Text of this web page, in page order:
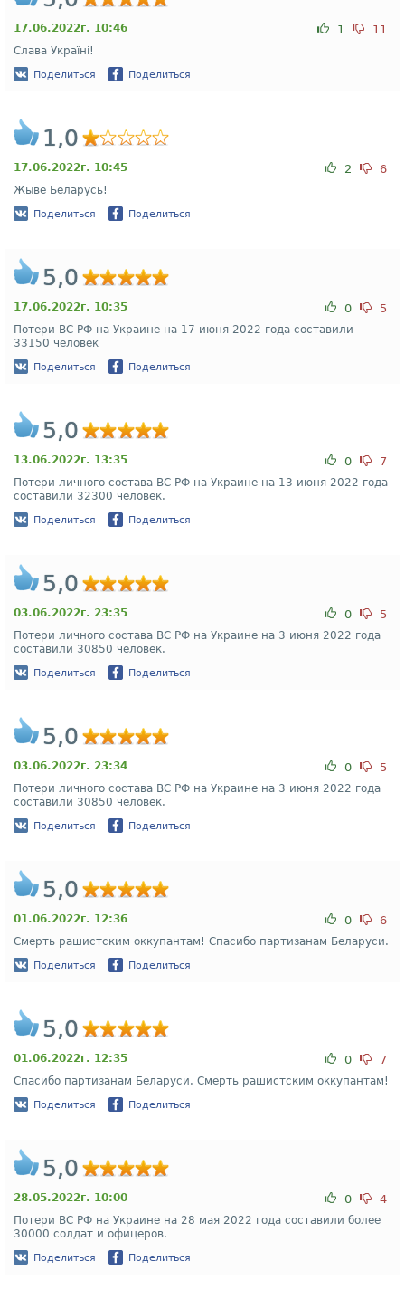
17.06.2022г. 10:46 1 11
Слава Україні!
Поделиться Поделиться
1,0
17.06.2022г. 10:45 2 6
Жыве Беларусь!
Поделиться Поделиться
5,0
17.06.2022г. 10:35 0 5
Потери ВС РФ на Украине на 17 июня 2022 года составили
33150 человек
Поделиться Поделиться
5,0
13.06.2022г. 13:35 0 7
Потери личного состава ВС РФ на Украине на 13 июня 2022 года
составили 32300 человек.
Поделиться Поделиться
5,0
03.06.2022г. 23:35 0 5
Потери личного состава ВС РФ на Украине на 3 июня 2022 года
составили 30850 человек.
Поделиться Поделиться
5,0
03.06.2022г. 23:34 0 5
Потери личного состава ВС РФ на Украине на 3 июня 2022 года
составили 30850 человек.
Поделиться Поделиться
5,0
01.06.2022г. 12:36 0 6
Смерть рашистским оккупантам! Спасибо партизанам Беларуси.
Поделиться Поделиться
5,0
01.06.2022г. 12:35 0 7
Спасибо партизанам Беларуси. Смерть рашистским оккупантам!
Поделиться Поделиться
5,0
28.05.2022г. 10:00 0 4
Потери ВС РФ на Украине на 28 мая 2022 года составили более
30000 солдат и офицеров.
Поделиться Поделиться